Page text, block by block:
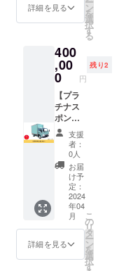
卵・大
豆を含
量：1個
賞味期
限：
パッ
ケージ
に記載
保存方
法：直
射日
光、高
温多湿
を避け
て常温
で保存
してく
ださ
い。 販
(株)デイ
トゥラ
しま
す。 ※
通費は
各自ご
負担く
ださ
い。 ※
有効期
限は、
2024年
4月～
2025年
3月まで
です。
メージ
お断り
させて
いただ
く場合
があり
ます。
お断り
させて
いただ
いた場
合にお
いても
返金は
いたし
かねま
す。
詳細 ・
日程：
別途調
（2024
年4月～
2025年
3月ま
で） ・
場所：
全国
（移動
の関係
上、北
海道・
沖縄・
離島は
不可）
・交通
費：別
途頂戴
いたし
ます ・
商品代
イベン
トや会
社に呼
利で
す。 こ
ちらは
商品代
込に
なって
おりま
すの
で、会
社さま
の福利
厚生で
昼食や
フリー
イベン
トなど
におす
すめで
す！ 南
国のイ
詳細を見る ン
を
選
択
す
る
400
,00
0 円
残り2
【プラ
チナス
ポン
サー】
キッチ
ンカー
ナナイ
ロのプ
ラチナ
スポン
サーに
なれる
権利で
す。
キッチ
ンカー
支援
者：
0人
お届
け予
定：
2024
年04
月
詳細を見る
こ
の
リ
タ
ー
ン
を
選
択
す